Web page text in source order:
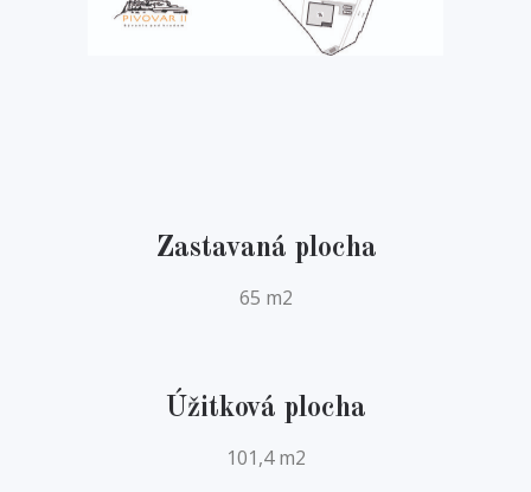
Zastavaná plocha
65 m2
Úžitková plocha
101,4 m2